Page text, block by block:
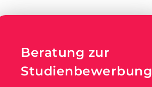
Beratung zur
Studienbewerbung